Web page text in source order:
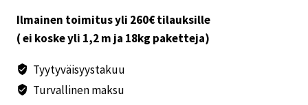
Ilmainen toimitus yli 260€ tilauksille
( ei koske yli 1,2 m ja 18kg paketteja)
Tyytyväisyystakuu
Turvallinen maksu